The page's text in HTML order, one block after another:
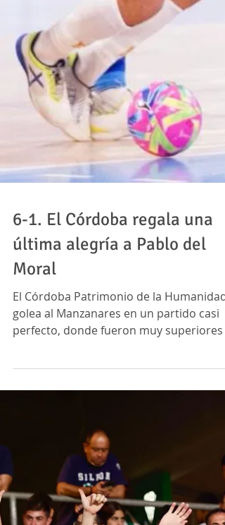
6-1. El Córdoba regala una
última alegría a Pablo del
su rival y donde la afición blanquiverde
pudo despedir a Pablo del Moral tras seis
años como cordobesista. Córdoba
Patrimonio de la Humanidad y
Manzanares FS se veían las caras en la
vigésimo novena jornada de Primera